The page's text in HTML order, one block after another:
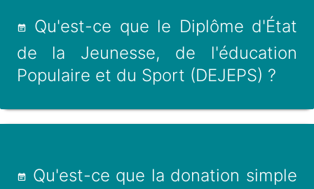
Qu'est-ce que le Diplôme d'État
de la Jeunesse, de l'éducation
Populaire et du Sport (DEJEPS) ?
Qu'est-ce que la donation simple